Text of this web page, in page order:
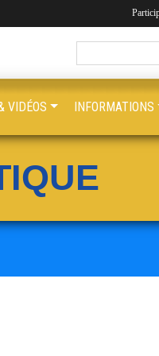
VIDÉOS INFORMATIONS